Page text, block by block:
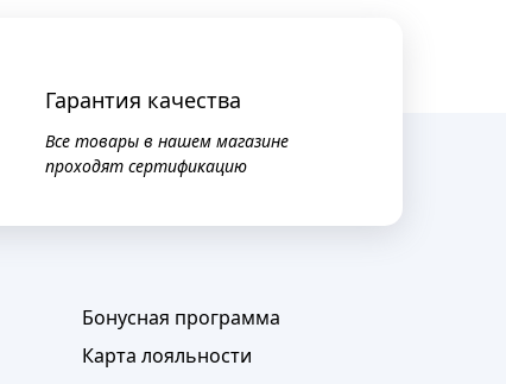
Гарантия качества
Все товары в нашем магазине
проходят сертификацию
Бонусная программа
Карта лояльности